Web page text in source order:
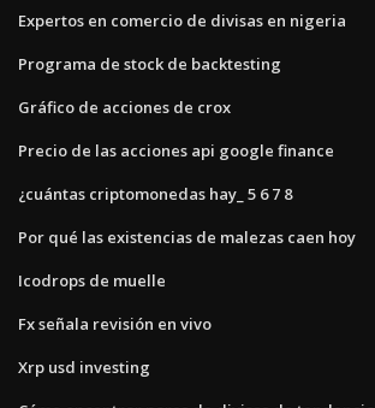
Expertos en comercio de divisas en nigeria
Programa de stock de backtesting
Gráfico de acciones de crox
Precio de las acciones api google finance
¿cuántas criptomonedas hay_ 5 6 7 8
Por qué las existencias de malezas caen hoy
Icodrops de muelle
Fx señala revisión en vivo
Xrp usd investing